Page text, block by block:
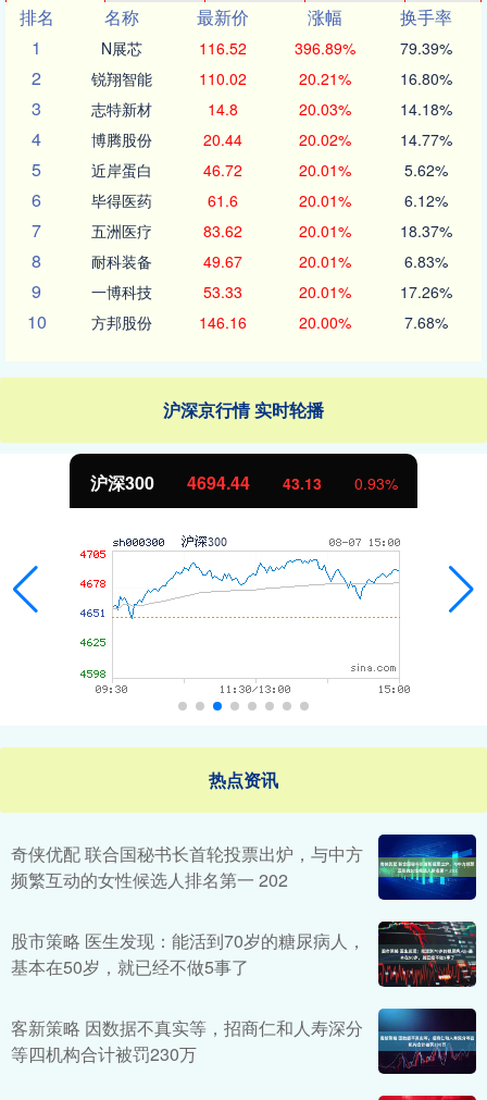
排名
名称 最新价 涨幅
换手率
1
N展芯 116.52 396.89% 79.39%
2 锐翔智能 110.02 20.21% 16.80%
3 志特新材 14.8 20.03% 14.18%
4 博腾股份 20.44 20.02% 14.77%
5 近岸蛋白 46.72 20.01% 5.62%
6 毕得医药 61.6 20.01% 6.12%
7 五洲医疗 83.62 20.01% 18.37%
8 耐科装备 49.67 20.01% 6.83%
9 一博科技 53.33 20.01% 17.26%
10 方邦股份 146.16 20.00% 7.68%
沪深京行情 实时轮播
沪深300 4694.44 43.13 0.93%
热点资讯
奇侠优配 联合国秘书长首轮投票出炉，与中方
频繁互动的女性候选人排名第一 202
股市策略 医生发现：能活到70岁的糖尿病人，
基本在50岁，就已经不做5事了
客新策略 因数据不真实等，招商仁和人寿深分
等四机构合计被罚230万